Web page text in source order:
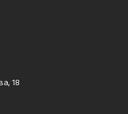
18